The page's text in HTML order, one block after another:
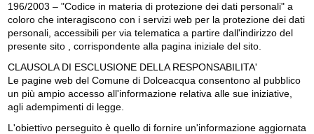
196/2003 – "Codice in materia di protezione dei dati personali" a
coloro che interagiscono con i servizi web per la protezione dei dati
personali, accessibili per via telematica a partire dall'indirizzo del
presente sito , corrispondente alla pagina iniziale del sito.
CLAUSOLA DI ESCLUSIONE DELLA RESPONSABILITA'
Le pagine web del Comune di Dolceacqua consentono al pubblico
un più ampio accesso all'informazione relativa alle sue iniziative,
agli adempimenti di legge.
L'obiettivo perseguito è quello di fornire un'informazione aggiornata